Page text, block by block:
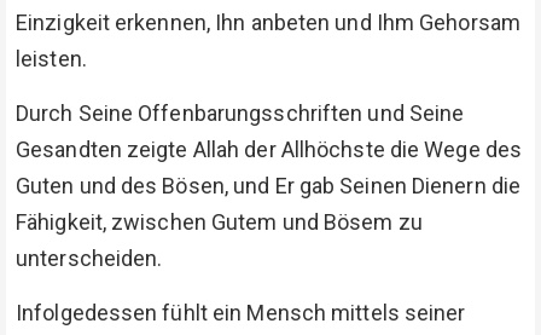
Einzigkeit erkennen, Ihn anbeten und Ihm Gehorsam
leisten.
Durch Seine Offenbarungsschriften und Seine
Gesandten zeigte Allah der Allhöchste die Wege des
Guten und des Bösen, und Er gab Seinen Dienern die
Fähigkeit, zwischen Gutem und Bösem zu
unterscheiden.
Infolgedessen fühlt ein Mensch mittels seiner